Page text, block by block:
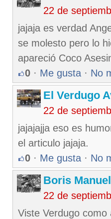
22 de
jajaja es verdad
se molesto pero lo
apareció Coco
0 · Me gusta · No
El Verdugo
22 de
jajajajja eso es
el articulo jajaja.
0 · Me gusta · No
Boris
22 de
Viste Verdugo como